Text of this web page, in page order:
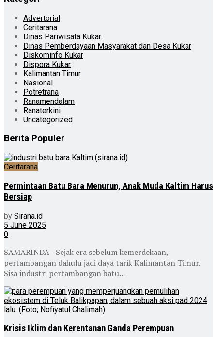
Advertorial
Ceritarana
Dinas Pariwisata Kukar
Dinas Pemberdayaan Masyarakat dan Desa Kukar
Diskominfo Kukar
Dispora Kukar
Kalimantan Timur
Nasional
Potretrana
Ranamendalam
Ranaterkini
Uncategorized
Berita Populer
Ceritarana
Permintaan Batu Bara Menurun, Anak Muda Kaltim Harus
Bersiap
by Sirana.id
5 June 2025
0
SAMARINDA - Sejak era sebelum kemerdekaan,
pertambangan dahulu jadi daya tarik Kalimantan Timur.
Sisa industri pertambangan batu...
Krisis Iklim dan Kerentanan Ganda Perempuan